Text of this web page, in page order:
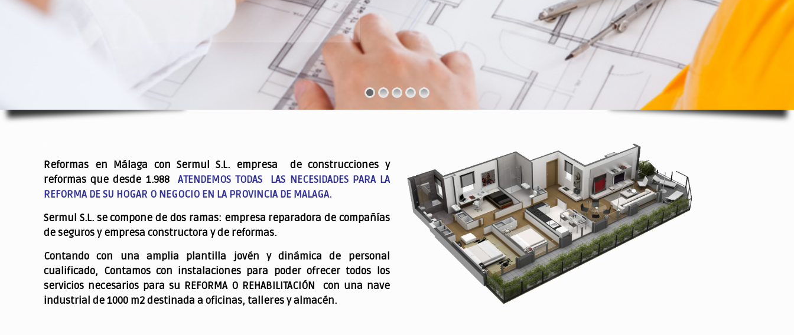
Reformas en Málaga con Sermul S.L. empresa de construcciones y
reformas que desde 1.988 ATENDEMOS TODAS LAS NECESIDADES PARA LA
REFORMA DE SU HOGAR O NEGOCIO EN LA PROVINCIA DE MALAGA.
Sermul S.L. se compone de dos ramas: empresa reparadora de compañías
de seguros y empresa constructora y de reformas.
Contando con una amplia plantilla jovén y dinámica de personal
cualificado, Contamos con instalaciones para poder ofrecer todos los
servicios necesarios para su REFORMA O REHABILITACIÓN con una nave
industrial de 1000 m2 destinada a oficinas, talleres y almacén.